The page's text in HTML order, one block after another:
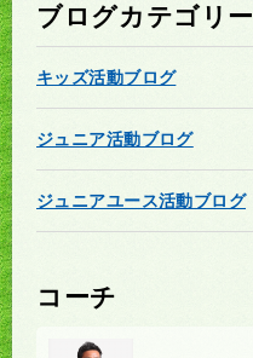
ブログカテゴリー
キッズ活動ブログ
ジュニア活動ブログ
ジュニアユース活動ブログ
コーチ